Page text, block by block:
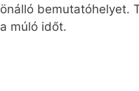
önálló bemutatóhelyet.
a múló időt.